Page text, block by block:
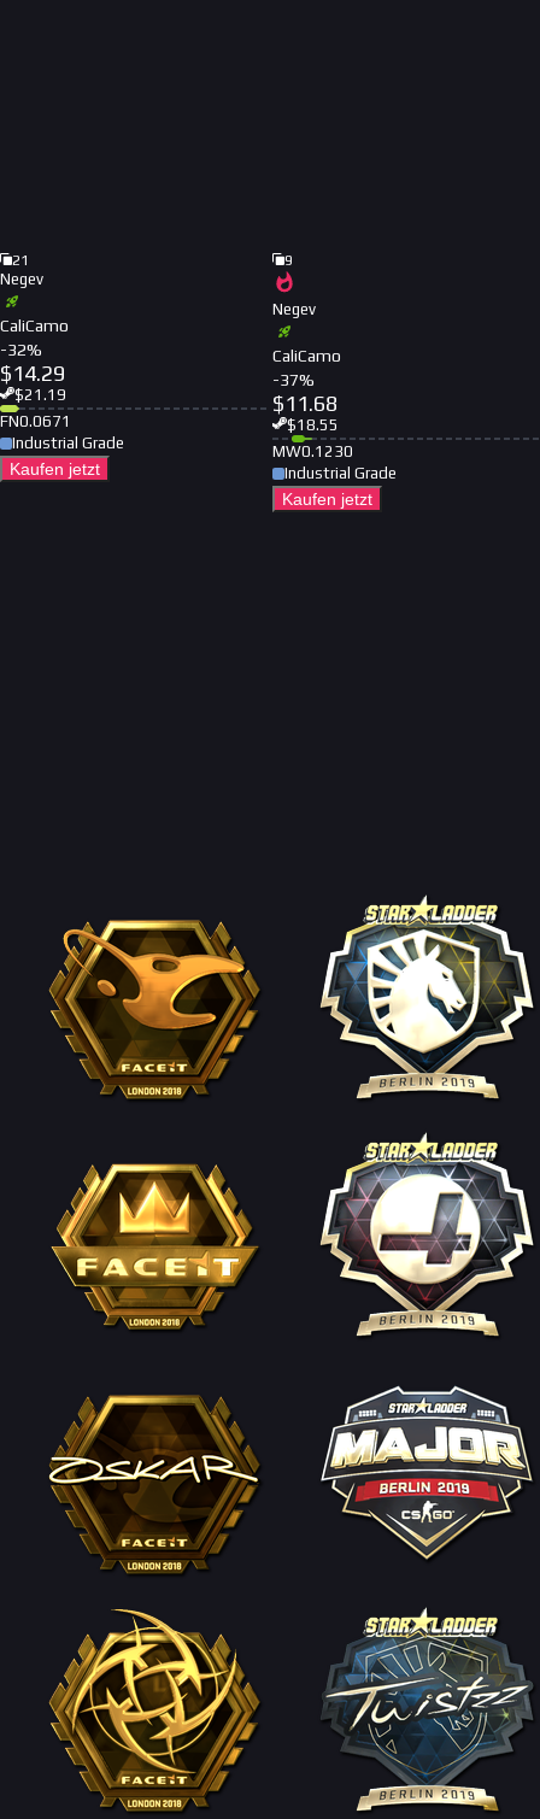
21
Negev
CaliCamo
-32%
$14.29
$21.19
FN0.0671
Industrial Grade
Kaufen jetzt
9
Negev
CaliCamo
-37%
$11.68
$18.55
MW0.1230
Industrial Grade
Kaufen jetzt